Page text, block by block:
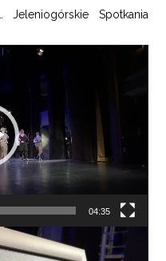
Jeleniogórskie Spotkania
04:35